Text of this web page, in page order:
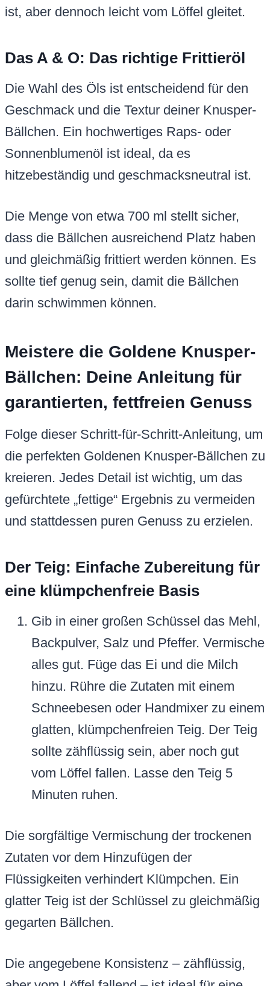
ist, aber dennoch leicht vom Löffel gleitet.
Das A & O: Das richtige Frittieröl
Die Wahl des Öls ist entscheidend für den
Geschmack und die Textur deiner Knusper-
Bällchen. Ein hochwertiges Raps- oder
Sonnenblumenöl ist ideal, da es
hitzebeständig und geschmacksneutral ist.
Die Menge von etwa 700 ml stellt sicher,
dass die Bällchen ausreichend Platz haben
und gleichmäßig frittiert werden können. Es
sollte tief genug sein, damit die Bällchen
darin schwimmen können.
Meistere die Goldene Knusper-
Bällchen: Deine Anleitung für
garantierten, fettfreien Genuss
Folge dieser Schritt-für-Schritt-Anleitung, um
die perfekten Goldenen Knusper-Bällchen zu
kreieren. Jedes Detail ist wichtig, um das
gefürchtete „fettige“ Ergebnis zu vermeiden
und stattdessen puren Genuss zu erzielen.
Der Teig: Einfache Zubereitung für
eine klümpchenfreie Basis
Gib in einer großen Schüssel das Mehl,
Backpulver, Salz und Pfeffer. Vermische
alles gut. Füge das Ei und die Milch
hinzu. Rühre die Zutaten mit einem
Schneebesen oder Handmixer zu einem
glatten, klümpchenfreien Teig. Der Teig
sollte zähflüssig sein, aber noch gut
vom Löffel fallen. Lasse den Teig 5
Minuten ruhen.
Die sorgfältige Vermischung der trockenen
Zutaten vor dem Hinzufügen der
Flüssigkeiten verhindert Klümpchen. Ein
glatter Teig ist der Schlüssel zu gleichmäßig
gegarten Bällchen.
Die angegebene Konsistenz – zähflüssig,